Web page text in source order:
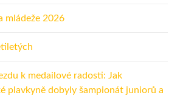
mládeže 2026
k medailové radosti: Jak
plavkyně dobyly šampionát juniorů a